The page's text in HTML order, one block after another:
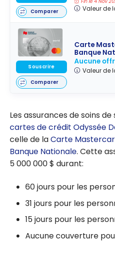
Valeur de
Comparer
Carte
Banque
Aucune
Valeur de
Souscrire
Comparer
Les assurances de soins
cartes de crédit Odyssée
celle de laCarte
Banque Nationale. Cette
5 000 000 $ durant:
60 jours pour les
31 jours pour les
15 jours pour les
Aucune couverture